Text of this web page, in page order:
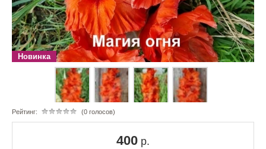
Новинка
Рейтинг: (0 голосов)
400 р.